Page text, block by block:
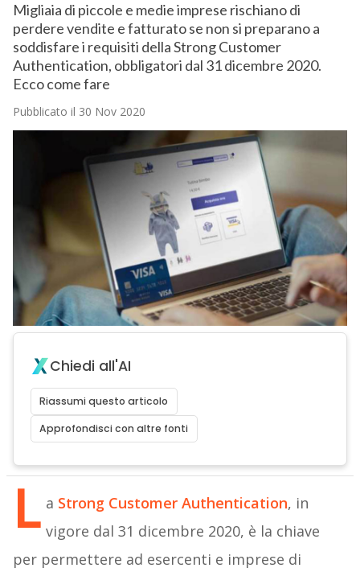
Migliaia di piccole e medie imprese rischiano di
perdere vendite e fatturato se non si preparano a
soddisfare i requisiti della Strong Customer
Authentication, obbligatori dal 31 dicembre 2020.
Ecco come fare
Pubblicato il 30 Nov 2020
Chiedi all'AI
Riassumi questo articolo
Approfondisci con altre fonti
L a Strong Customer Authentication, in
vigore dal 31 dicembre 2020, è la chiave
per permettere ad esercenti e imprese di